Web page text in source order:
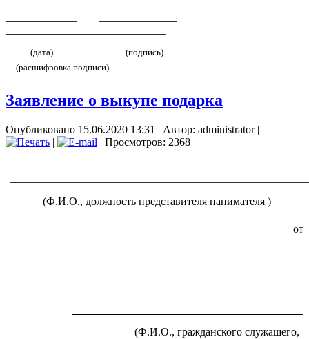
(дата) (подпись)
(расшифровка подписи)
Заявление о выкупе подарка
Опубликовано 15.06.2020 13:31 | Автор: administrator|
|
| Просмотров: 2368
(Ф.И.О., должность представителя нанимателя )
от
(Ф.И.О., гражданского служащего,